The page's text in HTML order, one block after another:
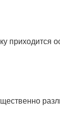
приходится